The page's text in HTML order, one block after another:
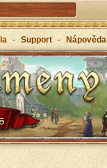
věky
Řecku
- Support - Nápověda